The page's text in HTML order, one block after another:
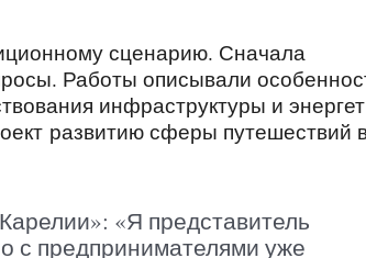
сценарию. Сначала
Работы описывали
инфраструктуры и
развитию сферы путешествий
«Я представитель
с предпринимателями уже